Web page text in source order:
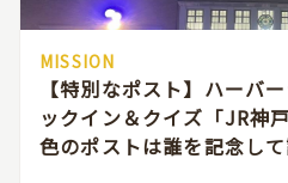
MISSION
【特別なポスト】ハーバ
ックイン＆クイズ「JR神
色のポストは誰を記念し